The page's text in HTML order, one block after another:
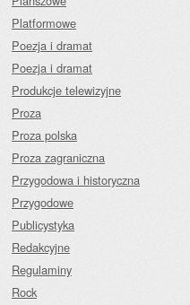
Platformowe
Poezja i dramat
Poezja i dramat
Produkcje telewizyjne
Proza
Proza polska
Proza zagraniczna
Przygodowa i historyczna
Przygodowe
Publicystyka
Redakcyjne
Regulaminy
Rock